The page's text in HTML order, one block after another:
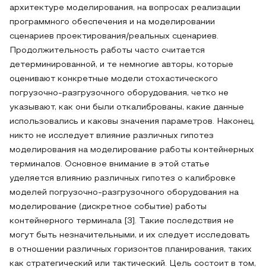
архитектуре моделирования, на вопросах реализации
программного обеспечения и на моделировании
сценариев проектирования/реальных сценариев.
Продолжительность работы часто считается
детерминированной, и те немногие авторы, которые
оценивают конкретные модели стохастического
погрузочно-разгрузочного оборудования, четко не
указывают, как они были откалиброваны, какие данные
использовались и каковы значения параметров. Наконец,
никто не исследует влияние различных гипотез
моделирования на моделирование работы контейнерных
терминалов. Основное внимание в этой статье
уделяется влиянию различных гипотез о калибровке
моделей погрузочно-разгрузочного оборудования на
моделирование (дискретное событие) работы
контейнерного терминала [3]. Такие последствия не
могут быть незначительными, и их следует исследовать
в отношении различных горизонтов планирования, таких
как стратегический или тактический. Цель состоит в том,